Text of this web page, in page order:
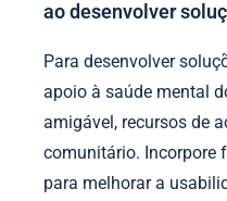
ao desenvolver
Para desenvolver
apoio à saúde mental
amigável, recursos de
comunitário. Incorpore
para melhorar a